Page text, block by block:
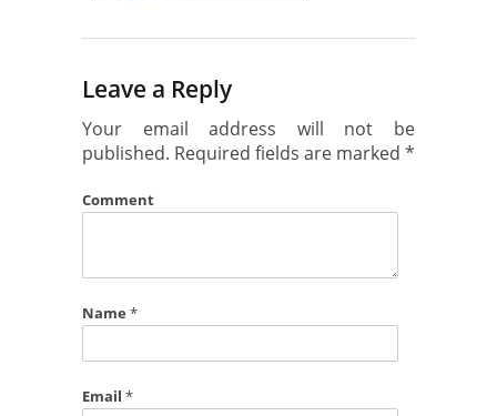
Leave a Reply
Your email address will not be
published. Required fields are marked *
Comment
Name *
Email *